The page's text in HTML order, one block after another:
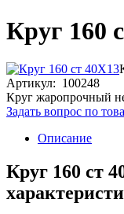
Круг 160
Артикул: 100248
Круг жаропрочный
Задать вопрос по
Описание
Круг 160 ст